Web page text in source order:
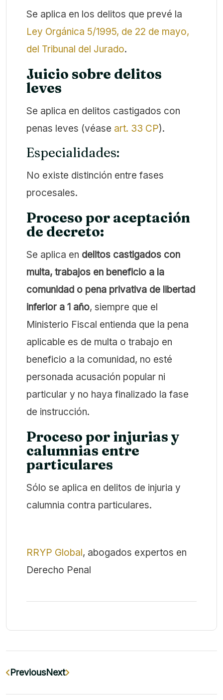
Se aplica en los delitos que prevé la
Ley Orgánica 5/1995, de 22 de mayo,
del Tribunal del Jurado.
Juicio sobre delitos
leves
Se aplica en delitos castigados con
penas leves (véase art. 33 CP).
Especialidades:
No existe distinción entre fases
procesales.
Proceso por aceptación
de decreto:
Se aplica en delitos castigados con
multa, trabajos en beneficio a la
comunidad o pena privativa de libertad
inferior a 1 año, siempre que el
Ministerio Fiscal entienda que la pena
aplicable es de multa o trabajo en
beneficio a la comunidad, no esté
personada acusación popular ni
particular y no haya finalizado la fase
de instrucción.
Proceso por injurias y
calumnias entre
particulares
Sólo se aplica en delitos de injuria y
calumnia contra particulares.
RRYP Global, abogados expertos en
Derecho Penal
PreviousNext